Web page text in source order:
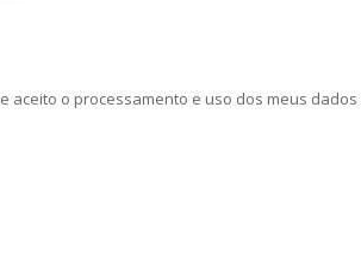
e aceito o processamento e uso dos meus